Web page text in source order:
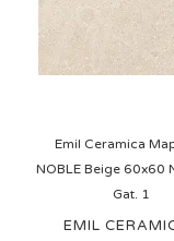
Emil Ceramica
NOBLE Beige 60x60
Gat. 1
EMIL